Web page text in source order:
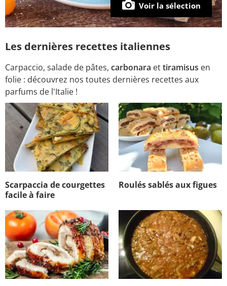
Voir la sélection
Les dernières recettes italiennes
Carpaccio, salade de pâtes, carbonara ettiramisus en
folie : découvrez nos toutes dernières recettes aux
parfums de l'Italie !
Scarpaccia de courgettes
facile à faire
Roulés sablés aux figues